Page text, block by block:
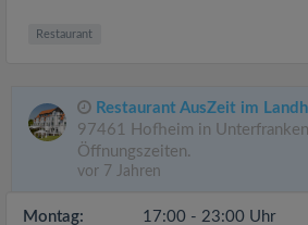
Restaurant
Restaurant AusZeit im
97461 Hofheim in
Öffnungszeiten.
vor 7 Jahren
Montag:
17:00 - 23:00 Uhr